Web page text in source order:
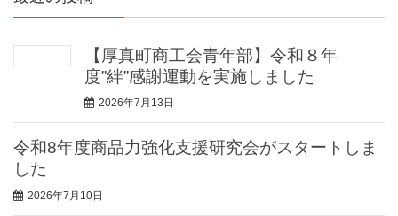
【厚真町商工会青年部】令和８年
度”絆”感謝運動を実施しました
2026年7月13日
令和8年度商品力強化支援研究会がスタートしま
した
2026年7月10日